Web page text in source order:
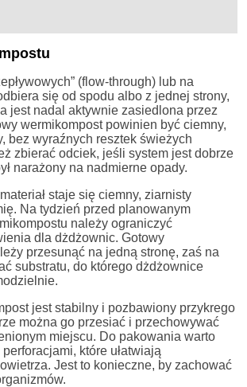
(flow-through) lub na
się od spodu albo z jednej strony,
jest nadal aktywnie zasiedlona przez
wermikompost powinien być ciemny,
bez wyraźnych resztek świeżych
zbierać odciek, jeśli system jest dobrze
narażony na nadmierne opady.
staje się ciemny, ziarnisty
Na tydzień przed planowanym
należy ograniczyć
dla dżdżownic. Gotowy
przesunąć na jedną stronę, zaś na
substratu, do którego dżdżownice
jest stabilny i pozbawiony przykrego
można go przesiać i przechowywać
miejscu. Do pakowania warto
które ułatwiają
Jest to konieczne, by zachować